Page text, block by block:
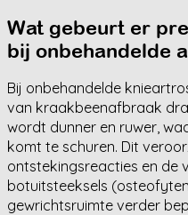
Wat gebeurt er
bij onbehandelde
Bij onbehandelde
van kraakbeenafbraak
wordt dunner en ruwer,
komt te schuren. Dit
ontstekingsreacties en de
botuitsteeksels
gewrichtsruimte verder